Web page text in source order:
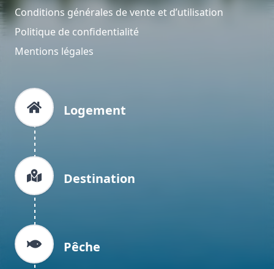
Conditions générales de vente et d’utilisation
Politique de confidentialité
Mentions légales
Logement
Destination
Pêche